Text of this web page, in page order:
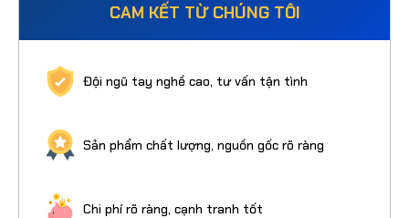
CAM KẾT TỪ CHÚNG TÔI
Đội ngũ tay nghề cao, tư vấn tận tình
Sản phẩm chất lượng, nguồn gốc rõ ràng
Chi phí rõ ràng, cạnh tranh tốt